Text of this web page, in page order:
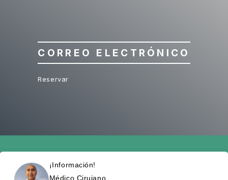
CORREO ELECTRÓNICO
Reservar
¡Información!
Médico Cirujano